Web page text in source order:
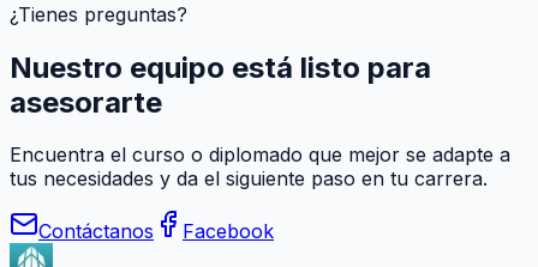
¿Tienes preguntas?
Nuestro equipo está listo para
asesorarte
Encuentra el curso o diplomado que mejor se adapte a
tus necesidades y da el siguiente paso en tu carrera.
Contáctanos
Facebook